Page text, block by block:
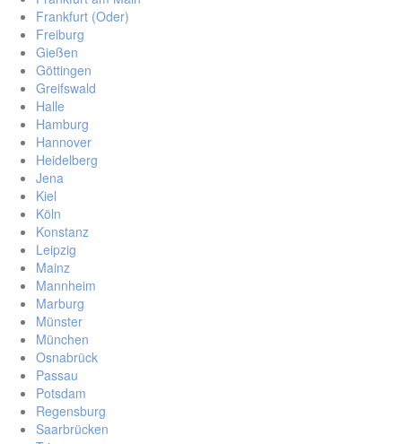
Frankfurt (Oder)
Freiburg
Gießen
Göttingen
Greifswald
Halle
Hamburg
Hannover
Heidelberg
Jena
Kiel
Köln
Konstanz
Leipzig
Mainz
Mannheim
Marburg
Münster
München
Osnabrück
Passau
Potsdam
Regensburg
Saarbrücken